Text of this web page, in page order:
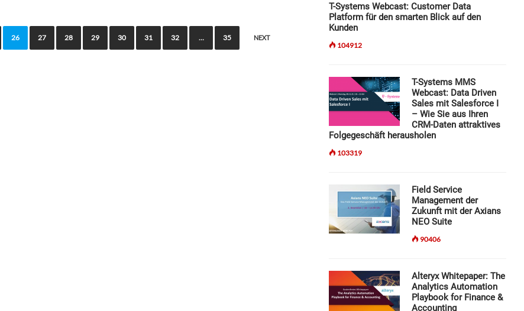
26 27 28 29 30 31 32 … 35 NEXT
T-Systems Webcast: Customer Data
Platform für den smarten Blick auf den
Kunden
104912
T-Systems MMS
Webcast: Data Driven
Sales mit Salesforce I
– Wie Sie aus Ihren
CRM-Daten attraktives
Folgegeschäft herausholen
103319
Field Service
Management der
Zukunft mit der Axians
NEO Suite
90406
Alteryx Whitepaper: The
Analytics Automation
Playbook for Finance &
Accounting